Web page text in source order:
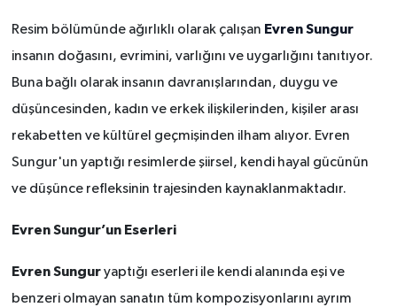
Resim bölümünde ağırlıklı olarak çalışan Evren Sungur
insanın doğasını, evrimini, varlığını ve uygarlığını tanıtıyor.
Buna bağlı olarak insanın davranışlarından, duygu ve
düşüncesinden, kadın ve erkek ilişkilerinden, kişiler arası
rekabetten ve kültürel geçmişinden ilham alıyor. Evren
Sungur'un yaptığı resimlerde şiirsel, kendi hayal gücünün
ve düşünce refleksinin trajesinden kaynaklanmaktadır.
Evren Sungur’un Eserleri
Evren Sunguryaptığı eserleri ile kendi alanında eşi ve
benzeri olmayan sanatın tüm kompozisyonlarını ayrım